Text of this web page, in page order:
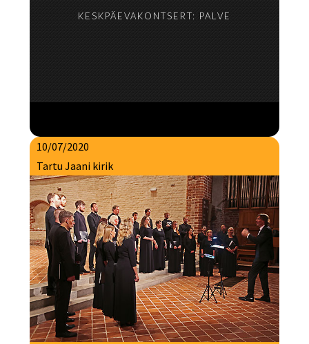
KESKPÄEVAKONTSERT: PALVE
10/07/2020
Tartu Jaani kirik